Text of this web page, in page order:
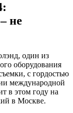
не
один из
оборудования
с гордостью
международной
в этом году на
в Москве.